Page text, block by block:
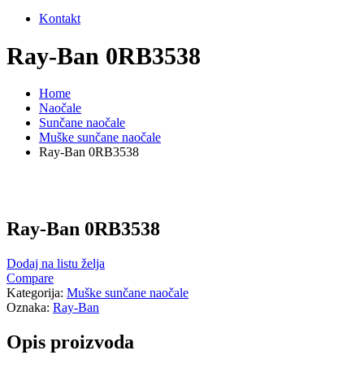
Kontakt
Ray-Ban 0RB3538
Home
Naočale
Sunčane naočale
Muške sunčane naočale
Ray-Ban 0RB3538
Ray-Ban 0RB3538
Dodaj na listu želja
Compare
Kategorija: Muške sunčane naočale
Oznaka: Ray-Ban
Opis proizvoda